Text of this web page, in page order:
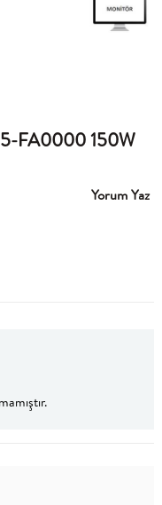
FA0000 150W
Yorum Yaz